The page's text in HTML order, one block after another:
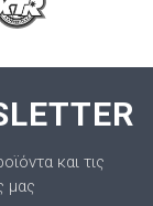
και τις
μας